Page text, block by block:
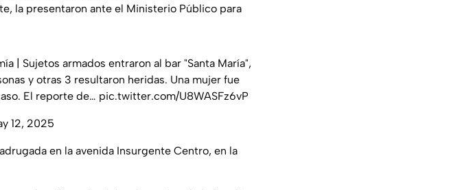
la presentaron ante el Ministerio Público para
| Sujetos armados entraron al bar "Santa María",
y otras 3 resultaron heridas. Una mujer fue
El reporte de… pic.twitter.com/U8WASFz6vP
12, 2025
en la avenida Insurgente Centro, en la